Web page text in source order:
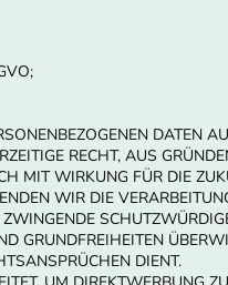
DATEN
RECHT, AUS
MIT WIRKUNG FÜR DIE
WIR DIE
GRUNDFREIHEITEN
DIENT.